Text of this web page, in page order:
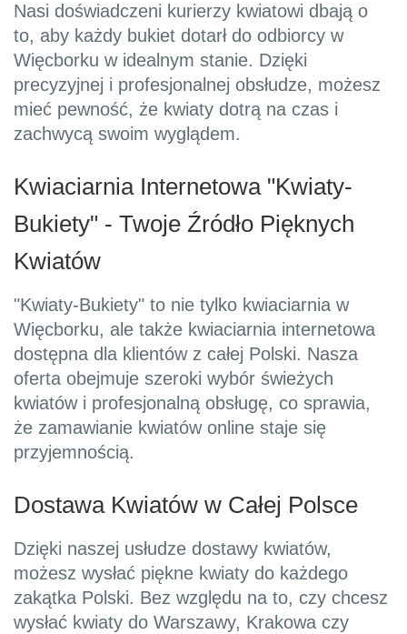
Nasi doświadczeni kurierzy kwiatowi dbają o
to, aby każdy bukiet dotarł do odbiorcy w
Więcborku w idealnym stanie. Dzięki
precyzyjnej i profesjonalnej obsłudze, możesz
mieć pewność, że kwiaty dotrą na czas i
zachwycą swoim wyglądem.
Kwiaciarnia Internetowa "Kwiaty-
Bukiety" - Twoje Źródło Pięknych
Kwiatów
"Kwiaty-Bukiety" to nie tylko kwiaciarnia w
Więcborku, ale także kwiaciarnia internetowa
dostępna dla klientów z całej Polski. Nasza
oferta obejmuje szeroki wybór świeżych
kwiatów i profesjonalną obsługę, co sprawia,
że zamawianie kwiatów online staje się
przyjemnością.
Dostawa Kwiatów w Całej Polsce
Dzięki naszej usłudze dostawy kwiatów,
możesz wysłać piękne kwiaty do każdego
zakątka Polski. Bez względu na to, czy chcesz
wysłać kwiaty do Warszawy, Krakowa czy